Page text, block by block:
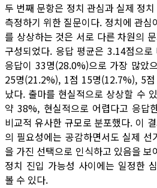
두 번째 문항은 정치 관심과 실제 정
측정하기 위한 질문이다. 정치에 관
를 상상하는 것은 서로 다른 차원의
구성되었다. 응답 평균은 3.14점으
응답이 33명(28.0%)으로 가장 많았
25명(21.2%), 1점 15명(12.7%), 5
났다. 출마를 현실적으로 상상할 수
약 38%, 현실적으로 어렵다고 응답
비교적 유사한 규모로 분포했다. 이
의 필요성에는 공감하면서도 실제
을 가진 선택으로 인식하고 있음을 보
정치 진입 가능성 사이에는 일정한
볼 수 있다.